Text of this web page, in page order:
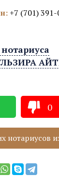
+7 (701)
0
нотариусов